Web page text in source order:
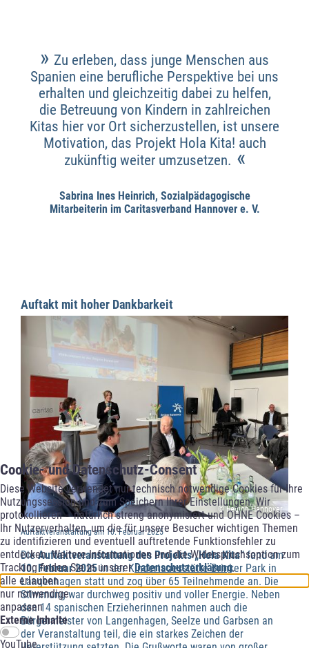
Cookie- und Datenschutz-Consent
Diese Website verwendet nur technisch notwendige Cookies für Ihre
Nutzungssession und zum Speichern Ihrer Einstellungen. Wir
protokollieren – natürlich streng anonymisiert und OHNE Cookies –
Ihr Nutzerverhalten, um die für unsere Besucher wichtigen Themen
zu identifizieren und eventuell auftretende Funktionsfehler zu
entdecken. Weitere Informationen und die Widerspruchsoption zum
Tracking finden Sie in unserer Datenschutzerklärung.
alle erlauben
nur notwendige
anpassen
Externe Inhalte
YouTube
» Zu erleben, dass junge Menschen aus
Spanien eine berufliche Perspektive bei uns
erhalten und gleichzeitig dabei zu helfen,
die Betreuung von Kindern in zahlreichen
Kitas hier vor Ort sicherzustellen, ist unsere
Motivation, das Projekt Hola Kita! auch
zukünftig weiter umzusetzen. «
Sabrina Ines Heinrich, Sozialpädagogische
Mitarbeiterin im Caritasverband Hannover e. V.
Auftakt mit hoher Dankbarkeit
© Region Hannover
Auftaktveranstaltung am 10. Februar 2025
DieAuftaktveranstaltung des Projekts „Hola Kita“fand am
10. Februar 2025in der Kindertagesstätte Brinker Park in
Langenhagen statt und zog über 65 Teilnehmende an. Die
Stimmung war durchweg positiv und voller Energie. Neben
den 14 spanischen Erzieherinnen nahmen auch die
Bürgermeister von Langenhagen, Seelze und Garbsen an
der Veranstaltung teil, die ein starkes Zeichen der